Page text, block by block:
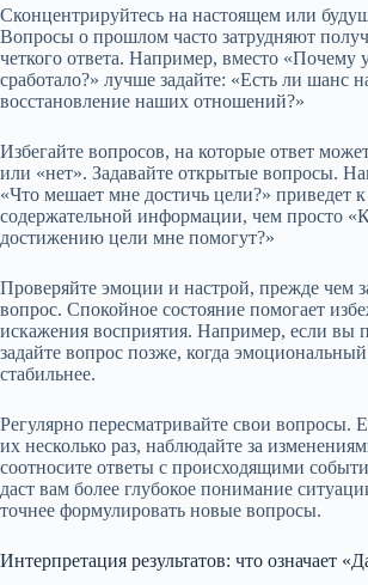
Сконцентрируйтесь на настоящем или
Вопросы о прошлом часто затрудняют
четкого ответа. Например, вместо «Почему
сработало?» лучше задайте: «Есть ли шанс
восстановление наших отношений?»
Избегайте вопросов, на которые ответ
или «нет». Задавайте открытые вопросы.
«Что мешает мне достичь цели?» приведет к
содержательной информации, чем просто
достижению цели мне помогут?»
Проверяйте эмоции и настрой, прежде чем
вопрос. Спокойное состояние помогает
искажения восприятия. Например, если вы
задайте вопрос позже, когда
стабильнее.
Регулярно пересматривайте свои вопросы.
их несколько раз, наблюдайте за
соотносите ответы с происходящими
даст вам более глубокое понимание
точнее формулировать новые вопросы.
Интерпретация результатов: что означает